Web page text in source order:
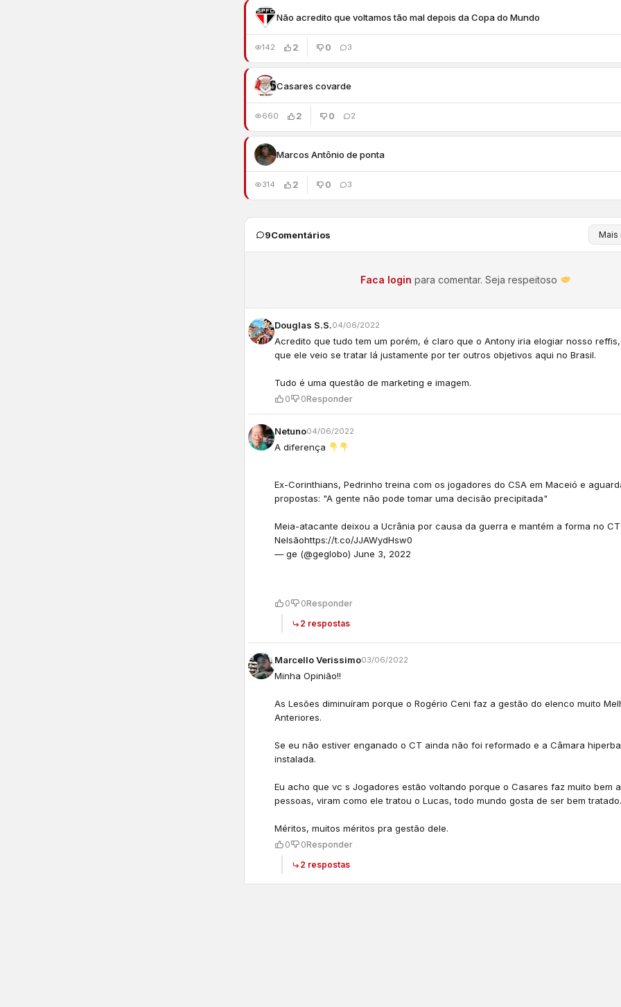
Não acredito que voltamos tão mal depois da Copa do Mundo
142 2 0 3
Casares covarde
660 2 0 2
Marcos Antônio de ponta
314 2 0 3
9Comentários
Faca login para comentar. Seja respeitoso
Douglas S.S.04/06/2022
Acredito que tudo tem um porém, é claro que o Antony iria elogiar nosso
que ele veio se tratar lá justamente por ter outros objetivos aqui no Brasil.
Tudo é uma questão de marketing e imagem.
0 0Responder
Netuno04/06/2022
A diferença
Ex-Corinthians, Pedrinho treina com os jogadores do CSA em Maceió e
propostas: "A gente não pode tomar uma decisão precipitada"
Meia-atacante deixou a Ucrânia por causa da guerra e mantém a forma no
Nelsãohttps://t.co/JJAWydHsw0
— ge (@geglobo) June 3, 2022
0 0Responder
2 respostas
Marcello Verissimo03/06/2022
Minha Opinião!!
As Lesões diminuíram porque o Rogério Ceni faz a gestão do elenco muito
Anteriores.
Se eu não estiver enganado o CT ainda não foi reformado e a Câmara
instalada.
Eu acho que vc s Jogadores estão voltando porque o Casares faz muito bem
pessoas, viram como ele tratou o Lucas, todo mundo gosta de ser bem tratado.
Méritos, muitos méritos pra gestão dele.
0 0Responder
2 respostas